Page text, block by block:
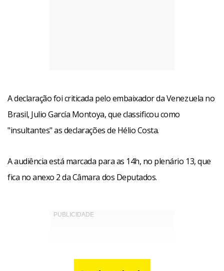
A declaração foi criticada pelo embaixador da Venezuela no
Brasil, Julio García Montoya, que classificou como
"insultantes" as declarações de Hélio Costa.
A audiência está marcada para as 14h, no plenário 13, que
fica no anexo 2 da Câmara dos Deputados.